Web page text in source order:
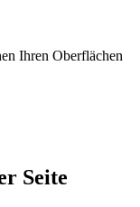
Ihren Oberflächen
Seite